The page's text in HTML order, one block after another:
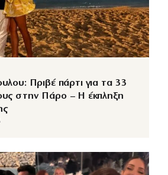
Πριβέ πάρτι για τα 33
στην Πάρο – Η έκπληξη